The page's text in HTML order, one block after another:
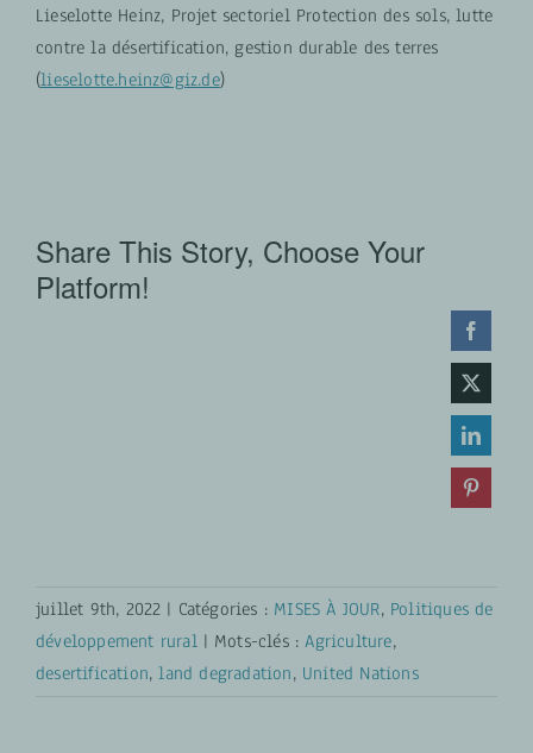
Lieselotte Heinz, Projet sectoriel Protection des sols, lutte
contre la désertification, gestion durable des terres
(lieselotte.heinz@giz.de)
Share This Story, Choose Your
Platform!
juillet 9th, 2022 | Catégories : MISES À JOUR, Politiques de
développement rural | Mots-clés :Agriculture,
desertification,land degradation, United Nations